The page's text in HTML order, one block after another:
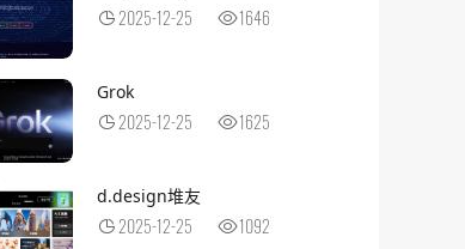
2025-12-25 1646
Grok
2025-12-25 1625
d.design堆友
2025-12-25 1092